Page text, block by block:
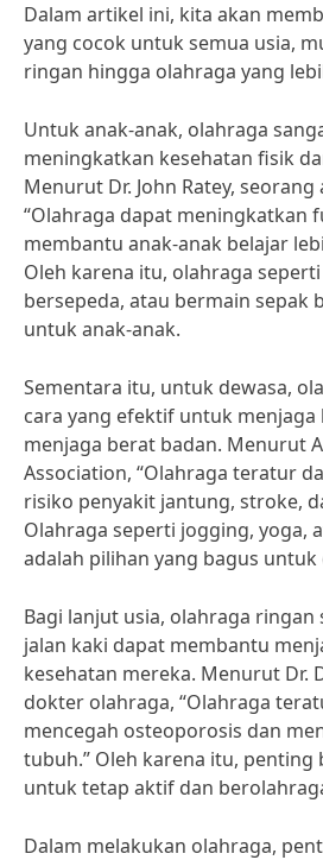
Dalam artikel ini, kita akan
yang cocok untuk semua usia,
ringan hingga olahraga yang
Untuk anak-anak, olahraga
meningkatkan kesehatan fisik
Menurut Dr. John Ratey,
“Olahraga dapat meningkatkan
membantu anak-anak belajar
Oleh karena itu, olahraga
bersepeda, atau bermain sepak
untuk anak-anak.
Sementara itu, untuk dewasa,
cara yang efektif untuk menjaga
menjaga berat badan. Menurut
Association, “Olahraga teratur
risiko penyakit jantung, stroke,
Olahraga seperti jogging, yoga,
adalah pilihan yang bagus untuk
Bagi lanjut usia, olahraga ringan
jalan kaki dapat membantu
kesehatan mereka. Menurut Dr.
dokter olahraga, “Olahraga
mencegah osteoporosis dan
tubuh.” Oleh karena itu, penting
untuk tetap aktif dan
Dalam melakukan olahraga,